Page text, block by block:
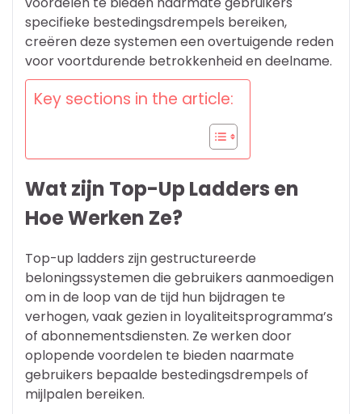
specifieke bestedingsdrempels bereiken,
creëren deze systemen een overtuigende reden
voor voortdurende betrokkenheid en deelname.
Key sections in the article:
Wat zijn Top-Up Ladders en
Hoe Werken Ze?
Top-up ladders zijn gestructureerde
beloningssystemen die gebruikers aanmoedigen
om in de loop van de tijd hun bijdragen te
verhogen, vaak gezien in loyaliteitsprogramma’s
of abonnementsdiensten. Ze werken door
oplopende voordelen te bieden naarmate
gebruikers bepaalde bestedingsdrempels of
mijlpalen bereiken.